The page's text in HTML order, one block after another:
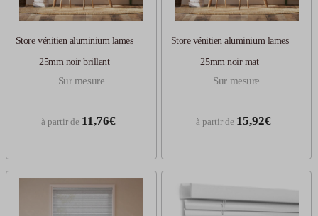
Store vénitien aluminium lames
25mm noir brillant
Sur mesure
à partir de 11,76€
Store vénitien aluminium lames
25mm noir mat
Sur mesure
à partir de 15,92€